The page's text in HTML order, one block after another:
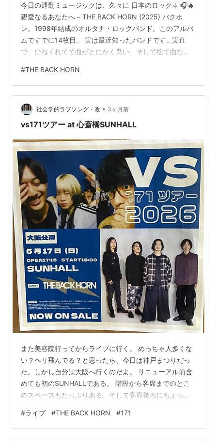
3rd Album「イキルサイノウ」
2003.10.22（
ASIN:B0000CD7TA）
4th Album「ヘッドフォンチルドレン」2005.3.16
DVD付初回限定盤（ASIN:B0007OE1X6）/ 通常盤
1st Live Album「産声チェインソー」
2005.8.24（ASIN:B000A1C9Y4）
初回限定盤（ asin:B000EQIS3G
（asin:B000EQIRXW）
6th Album「THE BACK HORN」
2007.05.23（asin:B000P0I9DK）
Best Album「BEST THE BACK HORN」
2008.01.23（ asin:B0010B8DP2）
7th Album「パルス」2008.09.03 DVD付初回限
定盤（asin:B001BOBYMM）/ 通常盤
asin:B001BOBYMW）
8th Album「アサイラム」2010.09.15 初回限定盤
（asin:B003WMI6EU）/ 通常盤
（asin:B003WMI654）
9th Album「リヴスコール」2012.06.06 初回限定
盤（asin:B007NZR2U6）/ 通常盤
（asin:B007NZR2S8 ）
2nd Live Album「KYO-MEIツアー 〜リヴスコー
ル〜」2013.02.06（ asin:B00AB16EPI ）
Coupling Album「B-SIDE THE BACK HORN」
2013.09.18 ( asin:B00E82FCZY )
10th Album「暁のファンファーレ」2014.04.09
初回限定盤（asin:B00IOC9OUI）/ 通常盤
（asin:B00IOCBRDA）
1st Live DVD「爆音夢花火」
2004.11.3（asin:B0002ZF0US）
1st PV DVD「エモーションピクチャー Vol.1」
今日の通勤ミュージックは、久々に 日本のロック↓ 🎧🔥
親愛なるあなたへ – THE BACK HORN (2025) バクホ
ン。1998年結成のオルタナ・ロックバンド。このアルバ
ムですでに14枚目。 実は最近知ったバンドです.. 実直
で、ひねくれてて曲がとにかく良い、そして捨て曲なし
かび上がるクサいようでカッコいい おすすめは... 🎵 ジャ
ンクワーカー働く人なら一度は刺さるんじゃないかな僕
は1年近く朝7時〜深夜1時まで働いてた頃真夜中にコンビ
ニのベンチで寂しくおにぎり食べて夕飯してた頃を思い
出した 🎵 「音楽がやむころあなたがここにいいんだ…
#THE BACK HORN
社会学的ラブソング・改 • 3ヶ月前
vs171ツアー at 心斎橋SUNHALL
また美容院行ってからライブに行く。 めっちゃ人多くな
い？ヘリ飛んでる？と思ったら、今日は神戸まつりだっ
た。しかし自分は大阪へ行くのだよ。 リニューアル前含
めても初のSUNHALLである。 階段から客席までのとこ
のスペースもたっぷりある、そして客席後ろにちょっと
かな？という感じである。 開演直前に田口さんの前説が
あった。 「171がバックホーンを引っ張ってきてくれま
した！」 171がダイブ禁止だからやらないでね、171は動
#ライブ #THE BACK HORN #171